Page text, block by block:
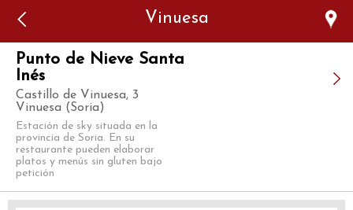
Vinuesa
Punto de Nieve Santa
Inés
Castillo de Vinuesa, 3
Vinuesa (Soria)
Estación de sky situada en la
provincia de Soria. En su
restaurante pueden elaborar
platos y menús sin gluten bajo
petición
authorized to show the cookie declaration for domain group
ID 546ddaab-b478-4440-aa8a-3b0205284212. Please add it to
the domain group in the Cookiebot Manager to authorize
the domain.